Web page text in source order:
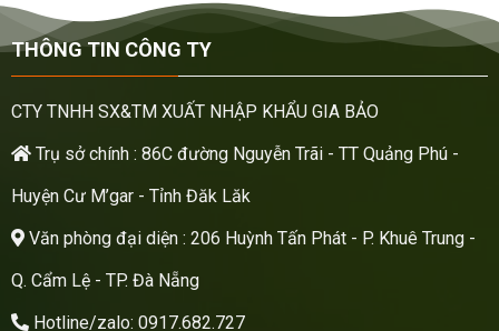
THÔNG TIN CÔNG TY
CTY TNHH SX&TM XUẤT NHẬP KHẨU GIA BẢO
Trụ sở chính : 86C đường Nguyễn Trãi - TT Quảng Phú -
Huyện Cư M’gar - Tỉnh Đăk Lăk
Văn phòng đại diện : 206 Huỳnh Tấn Phát - P. Khuê Trung -
Q. Cẩm Lệ - TP. Đà Nẵng
Hotline/zalo: 0917.682.727